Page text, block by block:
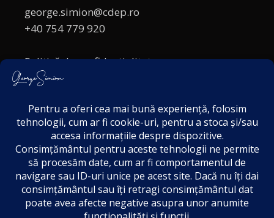
george.simion@cdep.ro
+40 754 779 920
Politică de confidențialitate
Politica cookies
Acordul de markting
Disclaimer